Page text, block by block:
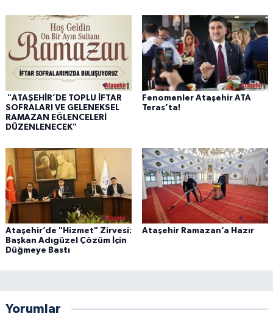
"ATAŞEHİR’DE TOPLU İFTAR
SOFRALARI VE GELENEKSEL
RAMAZAN EĞLENCELERİ
DÜZENLENECEK"
Fenomenler Ataşehir ATA
Teras’ta!
Ataşehir’de "Hizmet" Zirvesi:
Başkan Adıgüzel Çözüm İçin
Düğmeye Bastı
Ataşehir Ramazan’a Hazır
Yorumlar